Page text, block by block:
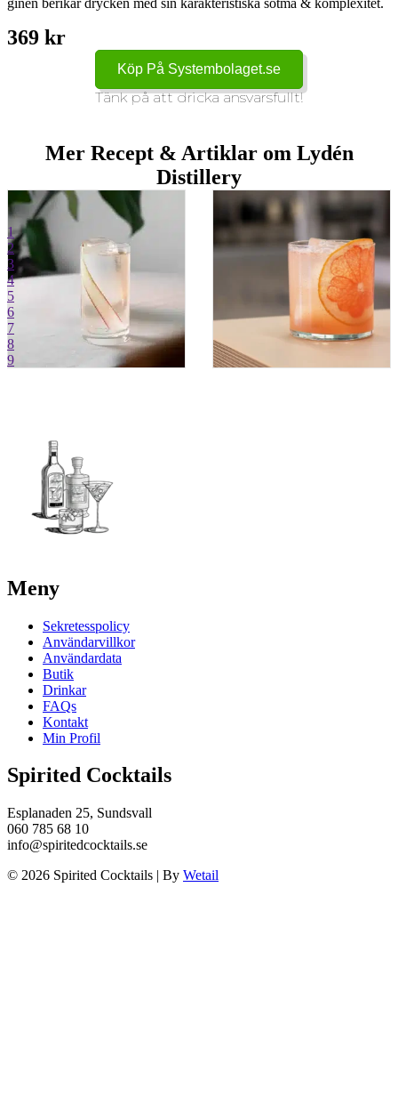
369 kr
Köp På Systembolaget.se
Tänk på att dricka ansvarsfullt!
Mer Recept & Artiklar om Lydén
Distillery
1
2
3
4
5
6
7
8
9
Meny
Sekretesspolicy
Användarvillkor
Användardata
Butik
Drinkar
FAQs
Kontakt
Min Profil
Spirited Cocktails
Esplanaden 25, Sundsvall
060 785 68 10
info@spiritedcocktails.se
© 2026 Spirited Cocktails | By Wetail